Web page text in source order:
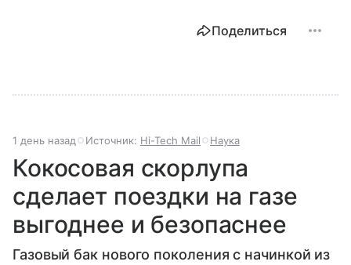
Поделиться
1 день назад Источник: Hi-Tech Mail Наука
Кокосовая скорлупа
сделает поездки на газе
выгоднее и безопаснее
Газовый бак нового поколения с начинкой из